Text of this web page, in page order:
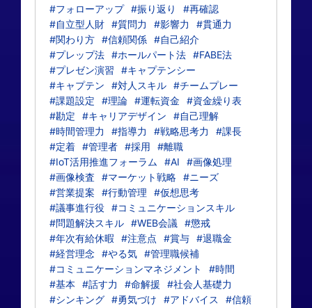
#フォローアップ #振り返り
#再確認
#自立型人財 #質問力 #影響力
#貫通力
#関わり方 #信頼関係 #自己紹介
#プレップ法 #ホールパート法 #FABE法
#プレゼン演習
#キャプテンシー
#キャプテン
#対人スキル #チームプレー
#課題設定
#理論 #運転資金
#資金繰り表
#勘定
#キャリアデザイン
#自己理解
#時間管理力
#指導力 #戦略思考力
#課長
#定着 #管理者 #採用
#離職
#IoT活用推進フォーラム
#AI
#画像処理
#画像検査
#マーケット戦略 #ニーズ
#営業提案
#行動管理
#仮想思考
#議事進行役 #コミュニケーションスキル
#問題解決スキル #WEB会議
#懲戒
#年次有給休暇
#注意点 #賞与 #退職金
#経営理念 #やる気 #管理職候補
#コミュニケーションマネジメント
#時間
#基本
#話す力 #命解援
#社会人基礎力
#シンキング #勇気づけ #アドバイス
#信頼